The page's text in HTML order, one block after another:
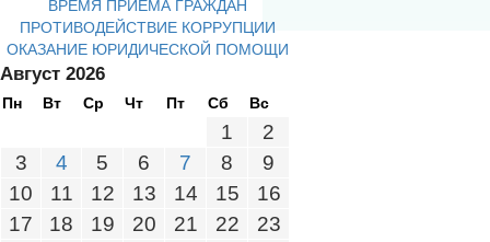
ВРЕМЯ ПРИЕМА ГРАЖДАН
ПРОТИВОДЕЙСТВИЕ КОРРУПЦИИ
ОКАЗАНИЕ ЮРИДИЧЕСКОЙ ПОМОЩИ
Август 2026
Пн Вт Ср Чт Пт Сб Вс
1
2
3
4 5 6 7 8
9
10
11 12 13 14 15
16
17
18 19 20 21 22
23